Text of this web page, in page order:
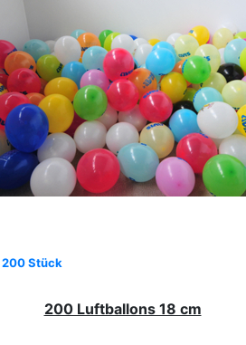
Stück
200 Luftballons 18 cm